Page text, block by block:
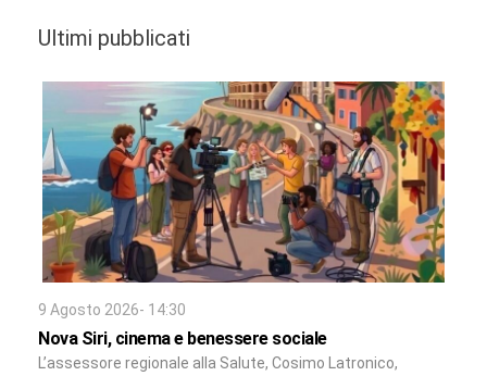
Ultimi pubblicati
9 Agosto 2026- 14:30
Nova Siri, cinema e benessere sociale
L’assessore regionale alla Salute, Cosimo Latronico,